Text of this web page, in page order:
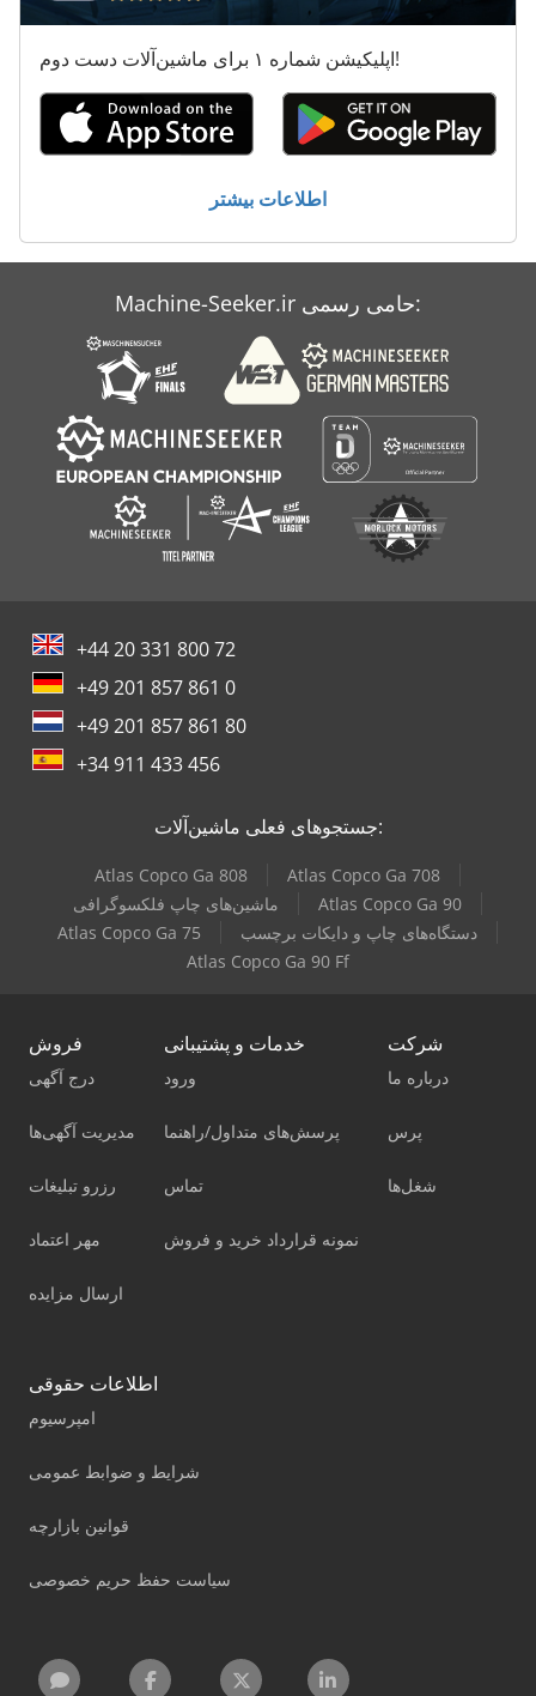
Ammann Av 26
Ammann Av 95
Schaeff Hml 22
Schaeff Hml 32
Schaeff Hml 42
Schaeff Hr 12
اپلیکیشن شماره ۱ برای ماشین‌آلات دست دوم!
اطلاعات بیشتر
Machine-Seeker.ir حامی رسمی:
+44 20 331 800 72
+49 201 857 861 0
+49 201 857 861 80
+34 911 433 456
جستجوهای فعلی ماشین‌آلات:
Atlas Copco Ga 808
Atlas Copco Ga 708
ماشین‌های چاپ فلکسوگرافی
Atlas Copco Ga 90
Atlas Copco Ga 75
دستگاه‌های چاپ و دایکات برچسب
Atlas Copco Ga 90 Ff
فروش
درج آگهی
مدیریت آگهی‌ها
رزرو تبلیغات
مهر اعتماد
ارسال مزایده
خدمات و پشتیبانی
ورود
پرسش‌های متداول/راهنما
تماس
نمونه قرارداد خرید و فروش
شرکت
درباره ما
پرس
شغل‌ها
اطلاعات حقوقی
امپرسیوم
شرایط و ضوابط عمومی
قوانین بازارچه
سیاست حفظ حریم خصوصی